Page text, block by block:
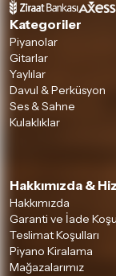
Kategoriler
Piyanolar
Gitarlar
Yaylılar
Davul & Perküsyon
Ses & Sahne
Kulaklıklar
Hakkımızda &
Hakkımızda
Garanti ve İade
Teslimat Koşulları
Piyano Kiralama
Mağazalarımız